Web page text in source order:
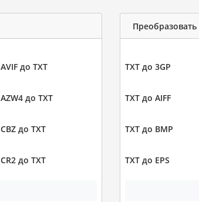
AVIF до TXT
AZW4 до TXT
CBZ до TXT
CR2 до TXT
Преобразовать
TXT до 3GP
TXT до AIFF
TXT до BMP
TXT до EPS